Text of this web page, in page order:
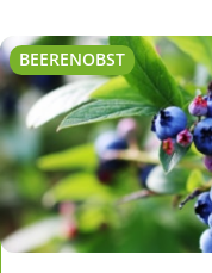
BEERENOBST